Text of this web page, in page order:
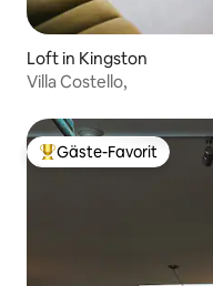
Loft in Kingston
Villa Costello,
Beliebter Gäste-Favorit.
Gäste-Favorit